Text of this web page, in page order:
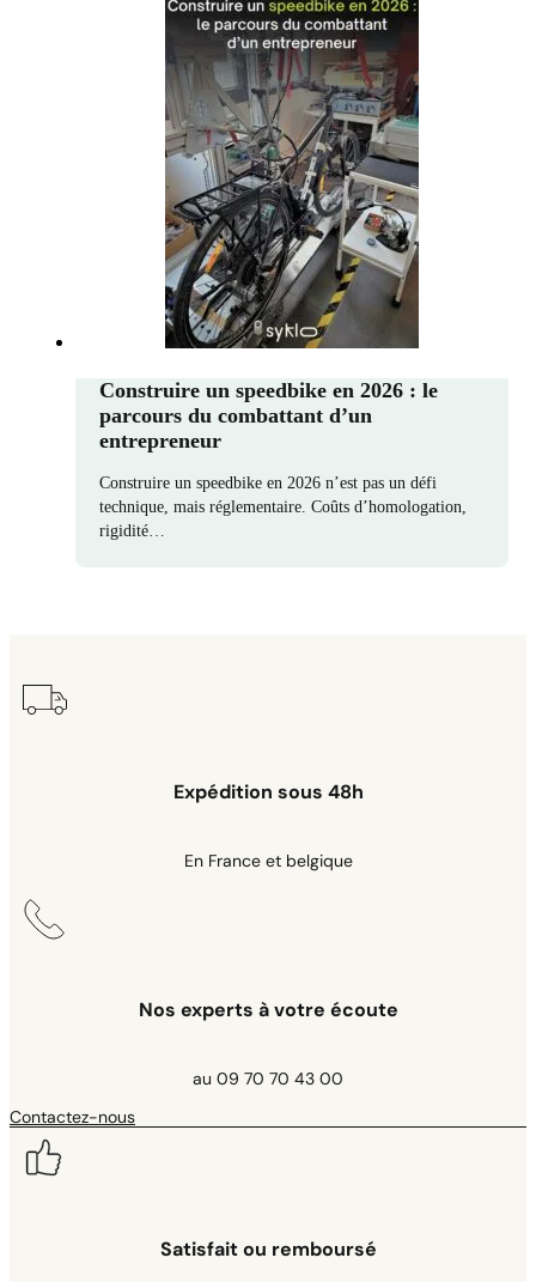
Construire un speedbike en 2026 : le
parcours du combattant d’un
entrepreneur
Construire un speedbike en 2026 n’est pas un défi
technique, mais réglementaire. Coûts d’homologation,
rigidité…
Expédition sous 48h
En France et belgique
Nos experts à votre écoute
au 09 70 70 43 00
Contactez-nous
Satisfait ou remboursé